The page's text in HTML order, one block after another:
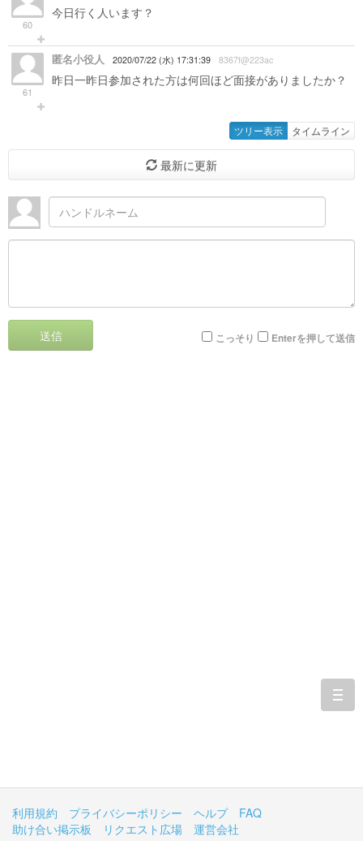
60
今日行く人います？
61
匿名小役人 2020/07/22 (水) 17:31:39 8367f@223ac
昨日一昨日参加された方は何回ほど面接がありましたか？
ツリー表示 タイムライン
最新に更新
送信 こっそり Enterを押して送信
利用規約 プライバシーポリシー ヘルプ
FAQ
助け合い掲示板
リクエスト広場 運営会社